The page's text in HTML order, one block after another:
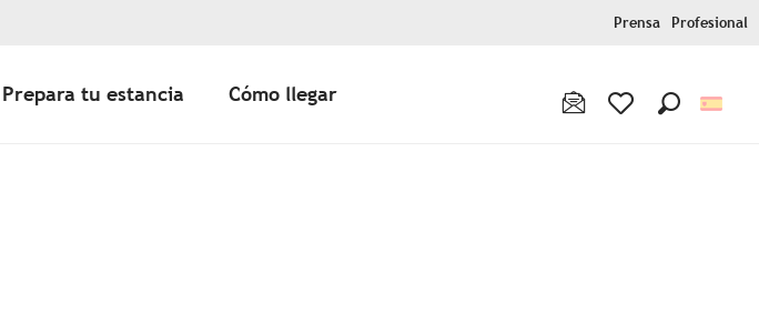
Prensa Profesional
Prepara tu estancia Cómo llegar